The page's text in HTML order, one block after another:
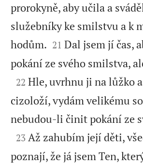
prorokyně, aby učila a
služebníky ke smilstvu a k
hodům. 

21 Dal jsem jí čas,
pokání ze svého smilstva,

22 Hle, uvrhnu ji na lůžko
cizoloží, vydám velikému
nebudou-li činit pokání ze

23 Až zahubím její děti,
poznají, že já jsem Ten,